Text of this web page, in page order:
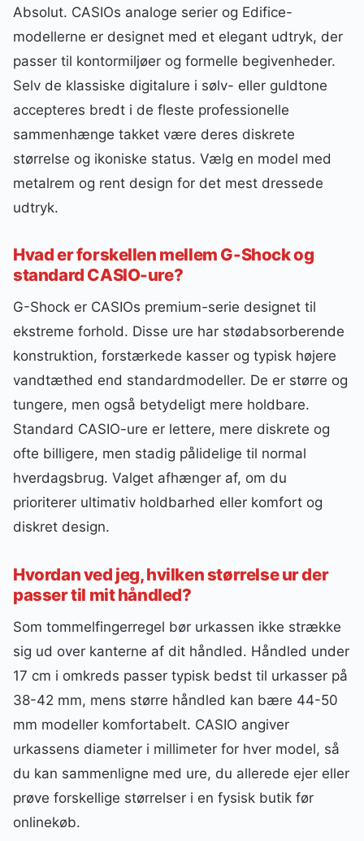
Absolut. CASIOs analoge serier og Edifice-
modellerne er designet med et elegant udtryk, der
passer til kontormiljøer og formelle begivenheder.
Selv de klassiske digitalure i sølv- eller guldtone
accepteres bredt i de fleste professionelle
sammenhænge takket være deres diskrete
størrelse og ikoniske status. Vælg en model med
metalrem og rent design for det mest dressede
udtryk.
Hvad er forskellen mellem G-Shock og
standard CASIO-ure?
G-Shock er CASIOs premium-serie designet til
ekstreme forhold. Disse ure har stødabsorberende
konstruktion, forstærkede kasser og typisk højere
vandtæthed end standardmodeller. De er større og
tungere, men også betydeligt mere holdbare.
Standard CASIO-ure er lettere, mere diskrete og
ofte billigere, men stadig pålidelige til normal
hverdagsbrug. Valget afhænger af, om du
prioriterer ultimativ holdbarhed eller komfort og
diskret design.
Hvordan ved jeg, hvilken størrelse ur der
passer til mit håndled?
Som tommelfingerregel bør urkassen ikke strække
sig ud over kanterne af dit håndled. Håndled under
17 cm i omkreds passer typisk bedst til urkasser på
38-42 mm, mens større håndled kan bære 44-50
mm modeller komfortabelt. CASIO angiver
urkassens diameter i millimeter for hver model, så
du kan sammenligne med ure, du allerede ejer eller
prøve forskellige størrelser i en fysisk butik før
onlinekøb.